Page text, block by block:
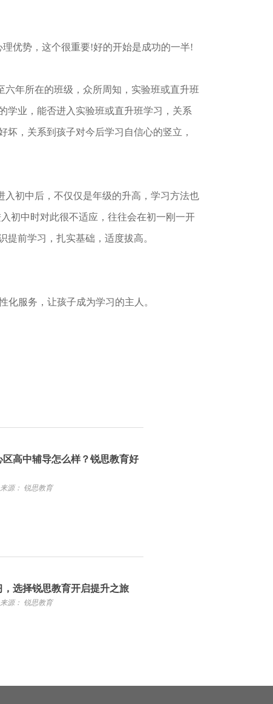
优势，这个很重要!好的开始是成功的一半!
年所在的班级，众所周知，实验班或直升班
学业，能否进入实验班或直升班学习，关系
，关系到孩子对今后学习自信心的竖立，
初中后，不仅仅是年级的升高，学习方法也
初中时对此很不适应，往往会在初一刚一开
前学习，扎实基础，适度拔高。
服务，让孩子成为学习的主人。
区高中辅导怎么样？锐思教育好
来源： 锐思教育
，选择锐思教育开启提升之旅
来源： 锐思教育